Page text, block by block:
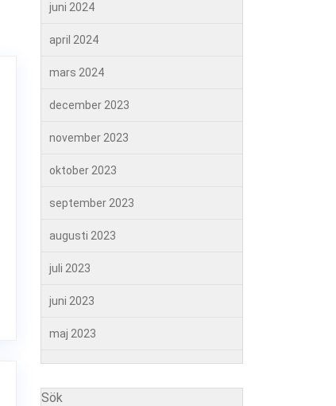
juni 2024
april 2024
mars 2024
december 2023
november 2023
oktober 2023
september 2023
augusti 2023
juli 2023
juni 2023
maj 2023
Sök